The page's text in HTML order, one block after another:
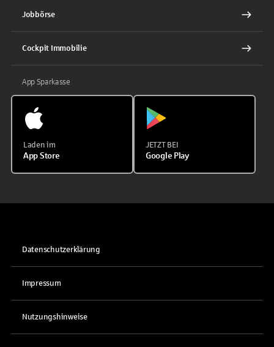
Jobbörse
Cockpit Immobilie
App Sparkasse
Laden im
App Store
JETZT BEI
Google Play
Datenschutzerklärung
Impressum
Nutzungshinweise